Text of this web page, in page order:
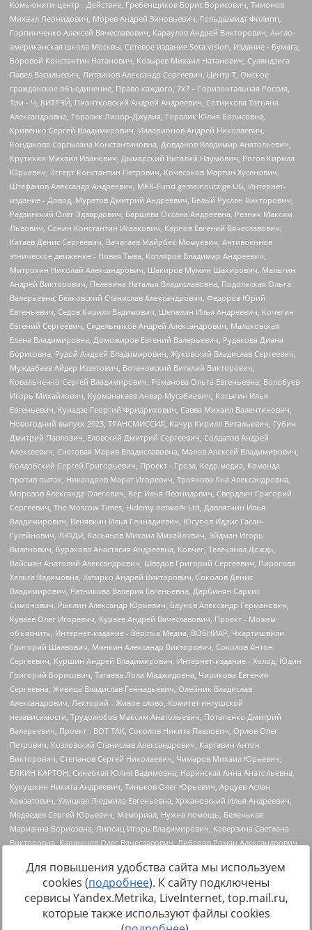
Источник:https://minjust.gov.ru/uploaded/files/reestr-
inostrannyih-agentov-22-03-2024.pdfданные на22.03.2024
Для повышения удобства сайта мы используем
cookies (подробнее). К сайту подключены
сервисы Yandex.Metrika, LiveInternet, top.mail.ru,
которые также используют файлы cookies